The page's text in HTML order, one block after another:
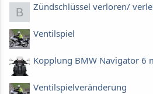
B Zündschlüssel verloren/
Ventilspiel
Kopplung BMW Navigator 6
Ventilspielveränderung